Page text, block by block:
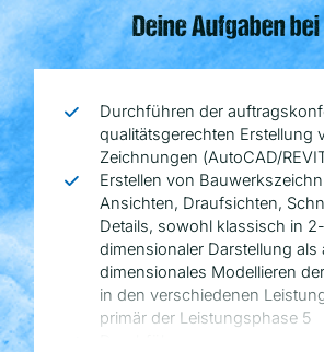
Deine Aufgaben
Durchführen der
qualitätsgerechten Erstellung
Zeichnungen (AutoCAD/
Erstellen von
Ansichten, Draufsichten,
Details, sowohl klassisch in 2-
dimensionaler Darstellung als
dimensionales Modellieren
in den verschiedenen
primär der Leistungsphase 5